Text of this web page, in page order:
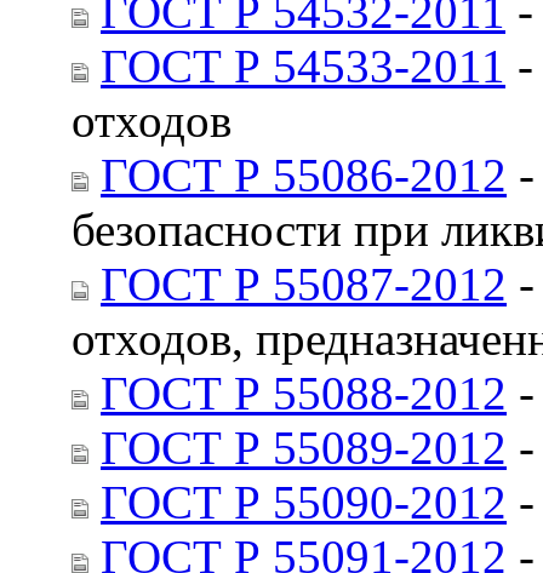
ГОСТ Р 54532-2011 -
ГОСТ Р 54533-2011 -
отходов
ГОСТ Р 55086-2012
безопасности при
ГОСТ Р 55087-2012
отходов,
ГОСТ Р 55088-2012
ГОСТ Р 55089-2012
ГОСТ Р 55090-2012
ГОСТ Р 55091-2012